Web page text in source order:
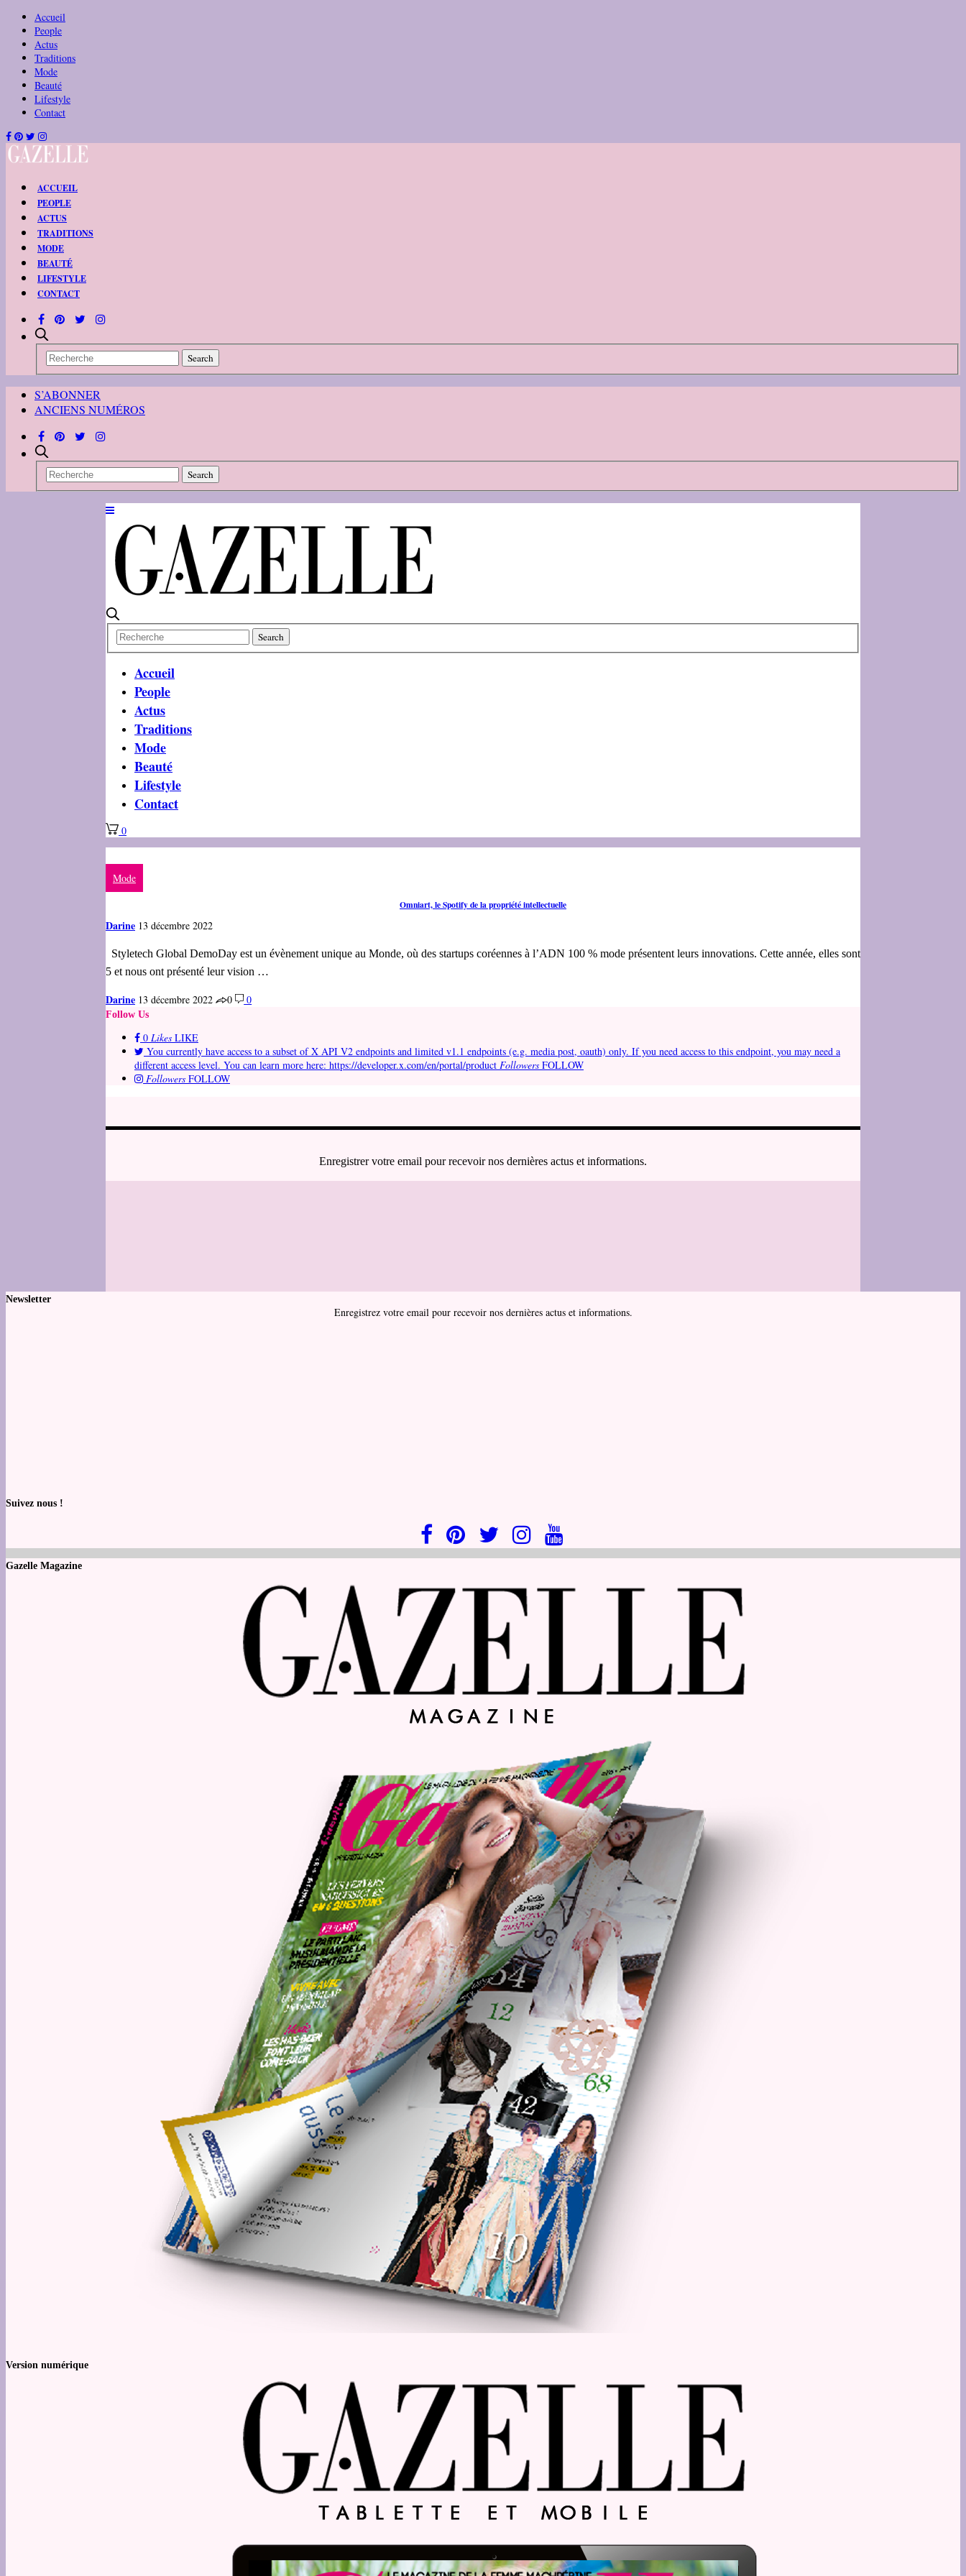
Accueil
People
Actus
Traditions
Mode
Beauté
Lifestyle
Contact
ACCUEIL
PEOPLE
ACTUS
TRADITIONS
MODE
BEAUTÉ
LIFESTYLE
CONTACT
S’ABONNER
ANCIENS NUMÉROS
Accueil
People
Actus
Traditions
Mode
Beauté
Lifestyle
Contact
0
Mode
Omniart, le Spotify de la propriété intellectuelle
Darine 13 décembre 2022
Styletech Global DemoDay est un évènement unique au Monde, où des startups coréennes à l’ADN 100 % mode présentent leurs innovations. Cette année, elles sont
5 et nous ont présenté leur vision …
Darine 13 décembre 2022 0 0
Follow Us
0 Likes LIKE
You currently have access to a subset of X API V2 endpoints and limited v1.1 endpoints (e.g. media post, oauth) only. If you need access to this endpoint, you may need a
different access level. You can learn more here: https://developer.x.com/en/portal/product Followers FOLLOW
Followers FOLLOW
Enregistrer votre email pour recevoir nos dernières actus et informations.
Newsletter
Enregistrez votre email pour recevoir nos dernières actus et informations.
Suivez nous !
Gazelle Magazine
Version numérique